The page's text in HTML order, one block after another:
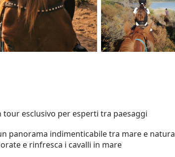
tour esclusivo per esperti tra paesaggi
panorama indimenticabile tra mare e natura
e rinfresca i cavalli in mare